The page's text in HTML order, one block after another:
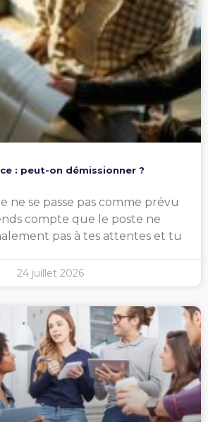
: peut-on démissionner ?
ne se passe pas comme prévu
compte que le poste ne
pas à tes attentes et tu
24 juillet 2026